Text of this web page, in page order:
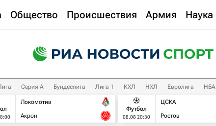
Общество Происшествия Армия Наука
Серия А Бундеслига Лига 1 КХЛ НХЛ Евролига НБА
Локомотив
Акрон
Футбол
08.08 20:30
ЦСКА
Ростов